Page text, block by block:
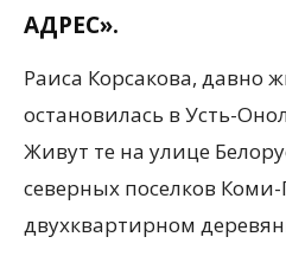
АДРЕС».
Раиса Корсакова, давно
остановилась в Усть-
Живут те на улице
северных поселков
двухквартирном